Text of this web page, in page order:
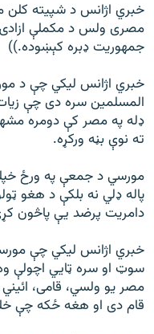
خبري اژانس د شپیته
مصری ولس د مکملې ازادۍ
جمهوريت ډبره کېښوده.))
خبري اژانس ليکي چې د
المسلمين سره دی چې
ډله په مصر کې دومره
ته نوې بڼه ورکړه.
مورسي د جمعې په ورځ
پاله ډلي نه بلکې د هغو
دامريت پرضد یې پاڅون
خبري اژانس ليکي چې
سوټ او سره ټايي اچولې
مصر يو ولسي، قامی،
قام دی او هغه ځکه چې